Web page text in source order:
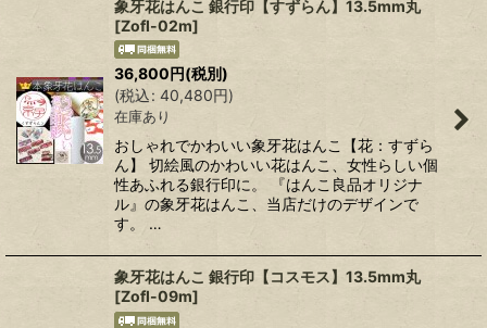
象牙花はんこ 銀行印【すずらん】13.5mm丸
[Zofl-02m]
36,800円(税別)
(税込: 40,480円)
在庫あり
おしゃれでかわいい象牙花はんこ【花：すずら
ん】 切絵風のかわいい花はんこ、女性らしい個
性あふれる銀行印に。 『はんこ良品オリジナ
ル』の象牙花はんこ、当店だけのデザインで
す。 …
象牙花はんこ 銀行印【コスモス】13.5mm丸
[Zofl-09m]